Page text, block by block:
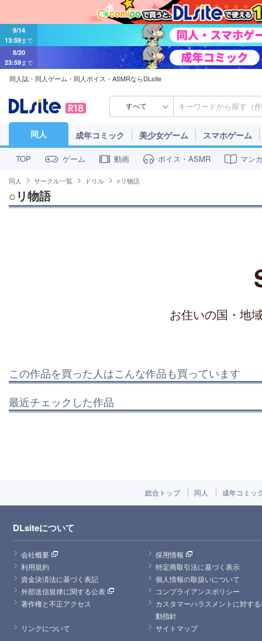
9/14
13:59まで
8/20
23:59まで
同人誌・同人ゲーム・同人ボイス・ASMRならDLsite
すべて
同人 成年コミック 美少女ゲーム スマホゲーム
TOP ゲーム 動画 ボイス・ASMR マン
同人 サークル一覧 ドリル ○リ物語
○リ物語
お住いの国・地
この作品を買った人はこんな作品も買っています
最近チェックした作品
総合トップ 同人 成年コミッ
DLsiteについて
会社概要
採用情報
利用規約
特定商取引法に基づく表示
資金決済法に基づく表記
個人情報の取扱いについて
外部送信規律に関する公表
コンプライアンスポリシー
著作権と不正アクセス
カスタマーハラスメントに対す
動指針
リンクについて
サイトマップ